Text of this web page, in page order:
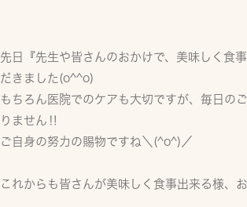
先日『先生や皆さんのおかけで、美味しく食
だきました(o^^o)
もちろん医院でのケアも大切ですが、毎日の
りません‼
ご自身の努力の賜物ですね＼(^o^)／
これからも皆さんが美味しく食事出来る様、